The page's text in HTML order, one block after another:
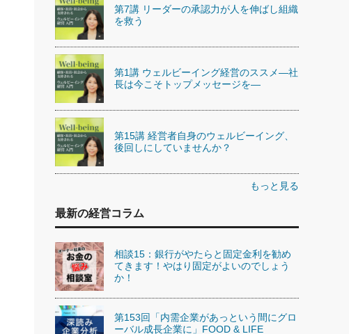
第7講 リーダーの承認力が人を伸ばし組織
を救う
第1講 ウェルビーイング経営のススメ―社
長は今こそトップメッセージを―
第15講 経営者自身のウェルビーイング、
後回しにしていませんか？
もっと見る
最新の経営コラム
相談15：銀行がやたらと固定金利を勧め
てきます！やはり固定がよいのでしょう
か！
第153回「内需企業があっという間にグロ
ーバル成長企業に」FOOD & LIFE